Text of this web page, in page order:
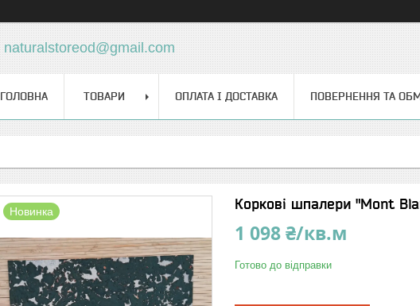
naturalstoreod@gmail.com
ГОЛОВНА ТОВАРИ ОПЛАТА І ДОСТАВКА ПОВЕРНЕННЯ ТА
Новинка Коркові шпалери "Mont
1 098 ₴/кв.м
Готово до відправки